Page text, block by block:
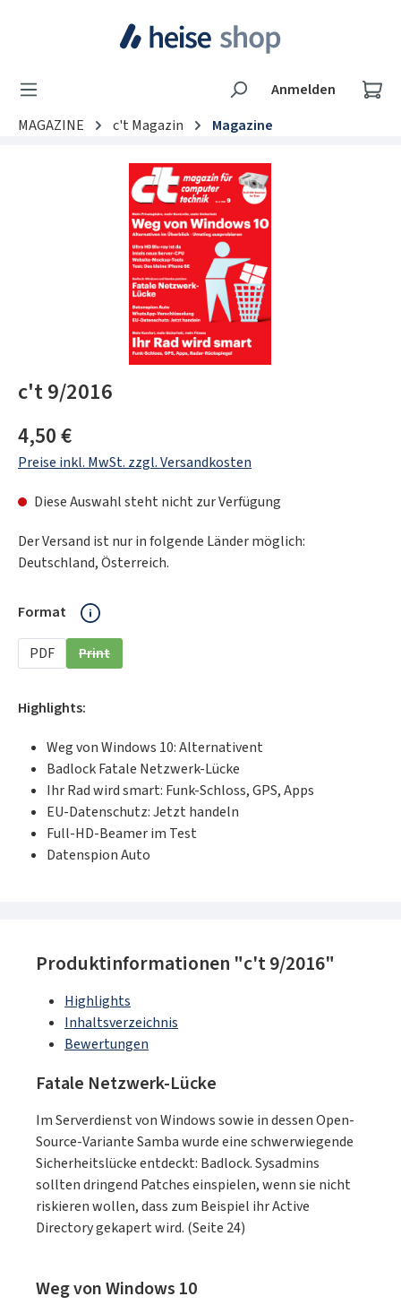
Zum Hauptinhalt springen
Anmelden
MAGAZINE
c't Magazin Magazine
Bildergalerie überspringen
c't 9/2016
Regulärer Preis:
4,50 €
Preise inkl. MwSt. zzgl. Versandkosten
Diese Auswahl steht nicht zur Verfügung
Der Versand ist nur in folgende Länder möglich:
Deutschland, Österreich.
Format auswählen
PDF Print
(Diese Option ist zurzeit nicht verfügbar.)
Highlights:
Weg von Windows 10: Alternativent
Badlock Fatale Netzwerk-Lücke
Ihr Rad wird smart: Funk-Schloss, GPS, Apps
EU-Datenschutz: Jetzt handeln
Full-HD-Beamer im Test
Datenspion Auto
Produktinformationen "c't 9/2016"
Highlights
Inhaltsverzeichnis
Bewertungen
Fatale Netzwerk-Lücke
Im Serverdienst von Windows sowie in dessen Open-
Source-Variante Samba wurde eine schwerwiegende
Sicherheitslücke entdeckt: Badlock. Sysadmins
sollten dringend Patches einspielen, wenn sie nicht
riskieren wollen, dass zum Beispiel ihr Active
Directory gekapert wird. (Seite 24)
Weg von Windows 10